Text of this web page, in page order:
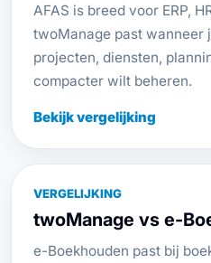
AFAS is breed voor ERP,
twoManage past wanneer
projecten, diensten,
compacter wilt beheren.
Bekijk vergelijking
VERGELIJKING
twoManage vs e-
e-Boekhouden past bij